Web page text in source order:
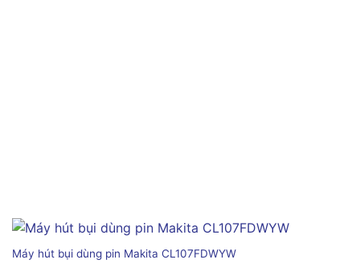
Máy hút bụi dùng pin Makita CL107FDWYW